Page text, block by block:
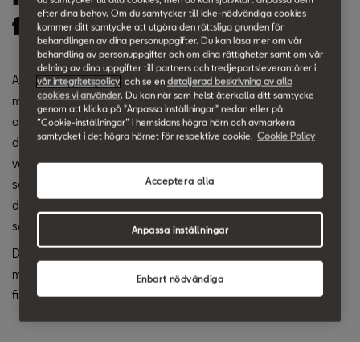
förnybar mobilitet.
Alla SEATs fyrcylindriga dieselbilar som är tillverkade från
modellår 2022 är godkända att tankas med HVO100, vilket gör
att de kan köras fossilfritt. HVO100 är ett syntetiskt förnybart
dieselbränsle som produceras av avfall, restprodukter eller
vegetabiliska oljor. HVO100 har samma kemiska egenskaper
som vanlig diesel. HVO betyder hydrerad vegetabilisk olja och
det blandas som en förnybar komponent i vanlig diesel eller
säljs 100 procentigt ren som HVO100.
Den största fördelen med HVO100 är att klimatpåverkan
minskas. HVO100 har nedsatt energi- och koldioxidskatt och
finns idag på mer än 200 tankställen.
efter dina behov. Om du samtycker till icke-nödvändiga cookies
kommer ditt samtycke att utgöra den rättsliga grunden för
behandlingen av dina personuppgifter. Du kan läsa mer om vår
behandling av personuppgifter och om dina rättigheter samt om vår
delning av dina uppgifter till partners och tredjepartsleverantörer i
vår integritetspolicy, och se en detaljerad beskrivning av alla
cookies vi använder. Du kan när som helst återkalla ditt samtycke
genom att klicka på "Anpassa inställningar" nedan eller på
”Cookie-inställningar” i hemsidans högra hörn och avmarkera
samtycket i det högra hörnet för respektive cookie. Cookie Policy
Enbart nödvändiga
Acceptera alla
Anpassa inställningar